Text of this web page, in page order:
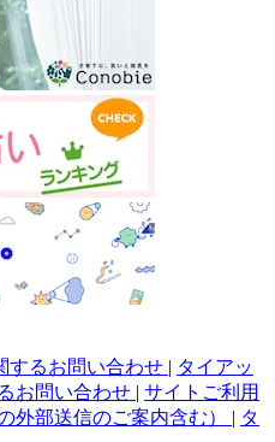
するお問い合わせ | タイアッ
お問い合わせ | サイトご利用
外部送信のご案内含む） | タ